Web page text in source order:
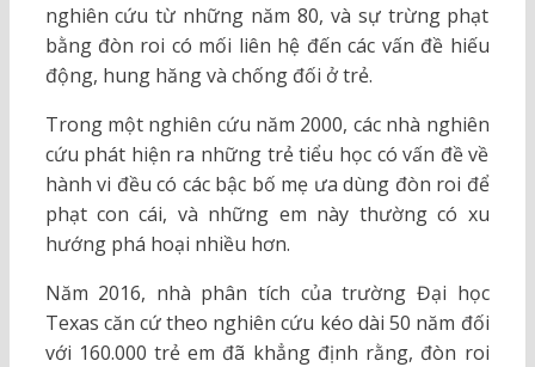
nghiên cứu từ những năm 80, và sự trừng phạt
bằng đòn roi có mối liên hệ đến các vấn đề hiếu
động, hung hăng và chống đối ở trẻ.
Trong một nghiên cứu năm 2000, các nhà nghiên
cứu phát hiện ra những trẻ tiểu học có vấn đề về
hành vi đều có các bậc bố mẹ ưa dùng đòn roi để
phạt con cái, và những em này thường có xu
hướng phá hoại nhiều hơn.
Năm 2016, nhà phân tích của trường Đại học
Texas căn cứ theo nghiên cứu kéo dài 50 năm đối
với 160.000 trẻ em đã khẳng định rằng, đòn roi